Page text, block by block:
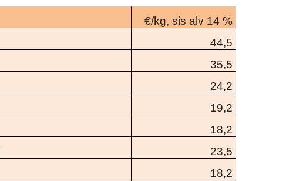
€/kg, sis alv 14 %
44,5
35,5
24,2
19,2
18,2
23,5
18,2